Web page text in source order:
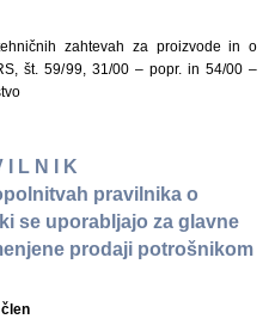
zahtevah za proizvode in o
št. 59/99, 31/00 – popr. in 54/00 –
I L N I K
pravilnika o
se uporabljajo za glavne
prodaji potrošnikom